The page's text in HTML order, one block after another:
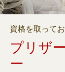
資格を取って
プリザ
ー